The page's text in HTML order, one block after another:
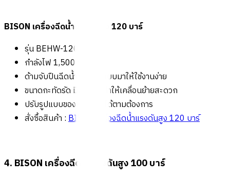
BISON เครื่องฉีดน้ำแรงดันสูง 120 บาร์
รุ่น BEHW-120S-A
กำลังไฟ 1,500 วัตต์
ด้ามจับปืนฉีดน้ำถูกออกแบบมาให้ใช้งานง่าย
ขนาดกะทัดรัด มีล้อลาก ทำให้เคลื่อนย้ายสะดวก
ปรับรูปแบบของหัวฉีดน้ำได้ตามต้องการ
สั่งซื้อสินค้า :BISON เครื่องฉีดน้ำแรงดันสูง 120 บาร์
4. BISON เครื่องฉีดน้ำแรงดันสูง 100 บาร์